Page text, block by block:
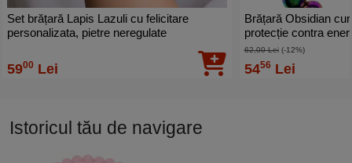
Set brățară Lapis Lazuli cu felicitare
personalizata, pietre neregulate
5900 Lei
Brățară Obsidian
protecție contra
natural electroplated
62,00 Lei(-12%)
5456 Lei
Istoricul tău de navigare